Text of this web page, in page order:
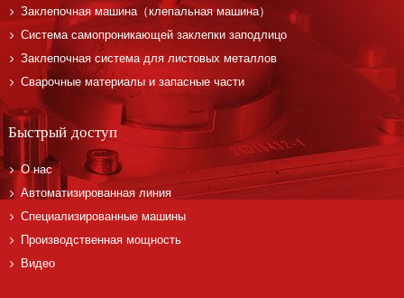
Заклепочная машина（клепальная машина）
Система самопроникающей заклепки заподлицо
Заклепочная система для листовых металлов
Сварочные материалы и запасные части
Быстрый доступ
О нас
Автоматизированная линия
Специализированные машины
Производственная мощность
Видео